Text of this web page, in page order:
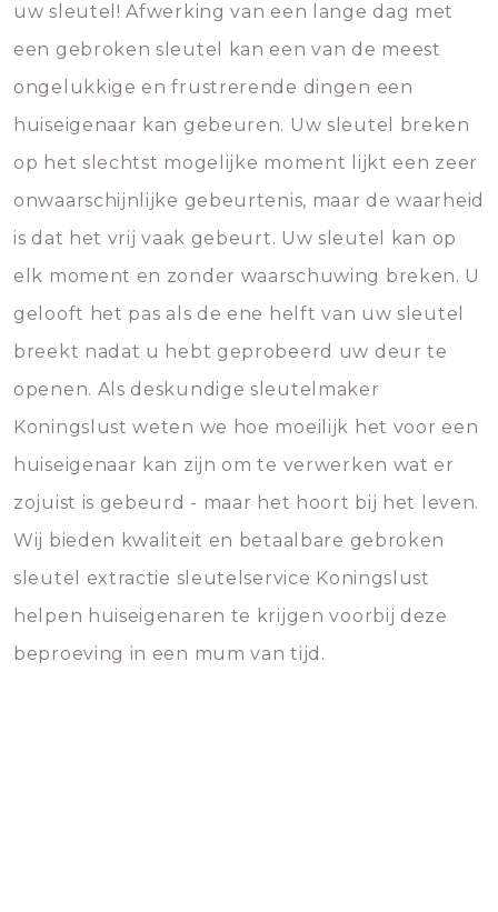
uw sleutel! Afwerking van een lange dag met
een gebroken sleutel kan een van de meest
ongelukkige en frustrerende dingen een
huiseigenaar kan gebeuren. Uw sleutel breken
op het slechtst mogelijke moment lijkt een zeer
onwaarschijnlijke gebeurtenis, maar de waarheid
is dat het vrij vaak gebeurt. Uw sleutel kan op
elk moment en zonder waarschuwing breken. U
gelooft het pas als de ene helft van uw sleutel
breekt nadat u hebt geprobeerd uw deur te
openen. Als deskundige sleutelmaker
Koningslust weten we hoe moeilijk het voor een
huiseigenaar kan zijn om te verwerken wat er
zojuist is gebeurd - maar het hoort bij het leven.
Wij bieden kwaliteit en betaalbare gebroken
sleutel extractie sleutelservice Koningslust
helpen huiseigenaren te krijgen voorbij deze
beproeving in een mum van tijd.